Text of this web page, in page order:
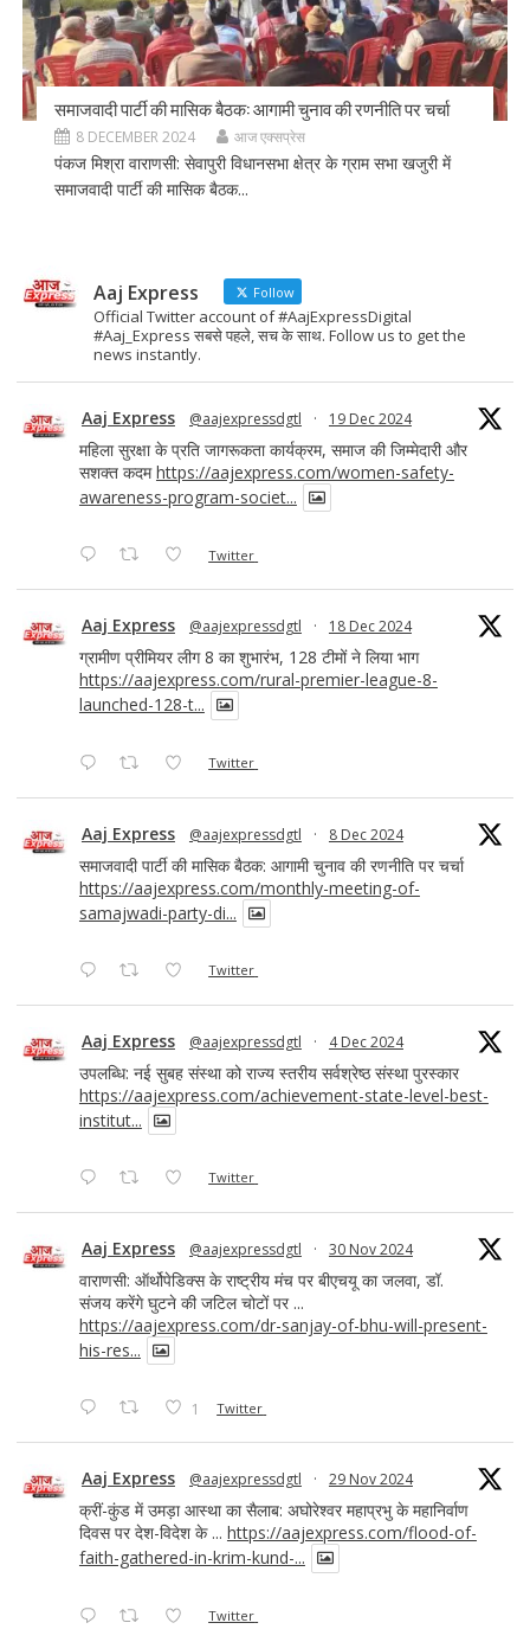
समाजवादी पार्टी की मासिक बैठक: आगामी चुनाव की रणनीति पर चर्चा
8 DECEMBER 2024 आज एक्सप्रेस
पंकज मिश्रा वाराणसी: सेवापुरी विधानसभा क्षेत्र के ग्राम सभा खजुरी में
समाजवादी पार्टी की मासिक बैठक...
Aaj Express Follow
Official Twitter account of #AajExpressDigital
#Aaj_Express सबसे पहले, सच के साथ. Follow us to get the
news instantly.
Aaj Express @aajexpressdgtl · 19 Dec 2024
महिला सुरक्षा के प्रति जागरूकता कार्यक्रम, समाज की जिम्मेदारी और
सशक्त कदमhttps://aajexpress.com/women-safety-
awareness-program-societ...
Twitter
Aaj Express @aajexpressdgtl · 18 Dec 2024
ग्रामीण प्रीमियर लीग 8 का शुभारंभ, 128 टीमों ने लिया भाग
https://aajexpress.com/rural-premier-league-8-
launched-128-t...
Twitter
Aaj Express @aajexpressdgtl · 8 Dec 2024
समाजवादी पार्टी की मासिक बैठक: आगामी चुनाव की रणनीति पर चर्चा
https://aajexpress.com/monthly-meeting-of-
samajwadi-party-di...
Twitter
Aaj Express @aajexpressdgtl · 4 Dec 2024
उपलब्धि: नई सुबह संस्था को राज्य स्तरीय सर्वश्रेष्ठ संस्था पुरस्कार
https://aajexpress.com/achievement-state-level-best-
institut...
Twitter
Aaj Express @aajexpressdgtl · 30 Nov 2024
वाराणसी: ऑर्थोपेडिक्स के राष्ट्रीय मंच पर बीएचयू का जलवा, डॉ.
संजय करेंगे घुटने की जटिल चोटों पर ...
https://aajexpress.com/dr-sanjay-of-bhu-will-present-
his-res...
1 Twitter
Aaj Express @aajexpressdgtl · 29 Nov 2024
क्रीं-कुंड में उमड़ा आस्था का सैलाब: अघोरेश्वर महाप्रभु के महानिर्वाण
दिवस पर देश-विदेश के ... https://aajexpress.com/flood-of-
faith-gathered-in-krim-kund-...
Twitter